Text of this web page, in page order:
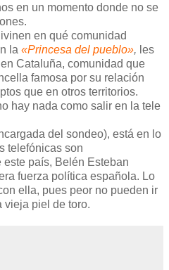
en un momento donde no se
en qué comunidad
la «Princesa del pueblo», les
Cataluña, comunidad que
famosa por su relación
que en otros territorios.
hay nada como salir en la tele
del sondeo), está en lo
telefónicas son
país, Belén Esteban
fuerza política española. Lo
ella, pues peor no pueden ir
vieja piel de toro.